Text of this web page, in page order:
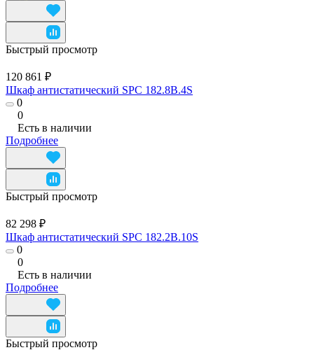
Быстрый просмотр
120 861 ₽
Шкаф антистатический SPC 182.8B.4S
0
0
Есть в наличии
Подробнее
Быстрый просмотр
82 298 ₽
Шкаф антистатический SPC 182.2B.10S
0
0
Есть в наличии
Подробнее
Быстрый просмотр